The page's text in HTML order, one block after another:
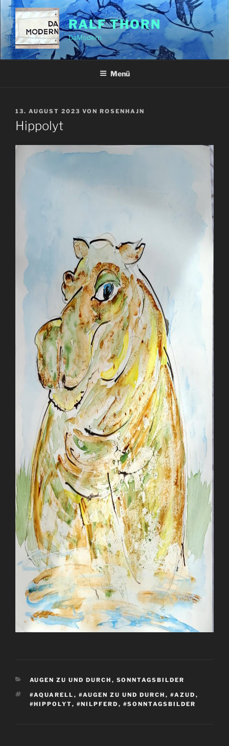
Zum
Inhalt
springen
RALF THORN
DaModern
Menü
VERÖFFENTLICHT
AM
13. AUGUST 2023 VON ROSENHAJN
Hippolyt
KATEGORIEN
AUGEN ZU UND DURCH , SONNTAGSBILDER
SCHLAGWÖRTER
#AQUARELL , #AUGEN ZU UND DURCH , #AZUD ,
#HIPPOLYT, #NILPFERD , #SONNTAGSBILDER